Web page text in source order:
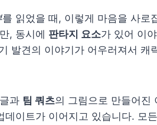
를 읽었을 때, 이렇게 마음을 사로
, 동시에 판타지 요소가 있어 이
발견의 이야기가 어우러져서 캐
과 팀 쿼츠의 그림으로 만들어진
데이트가 이어지고 있습니다. 모